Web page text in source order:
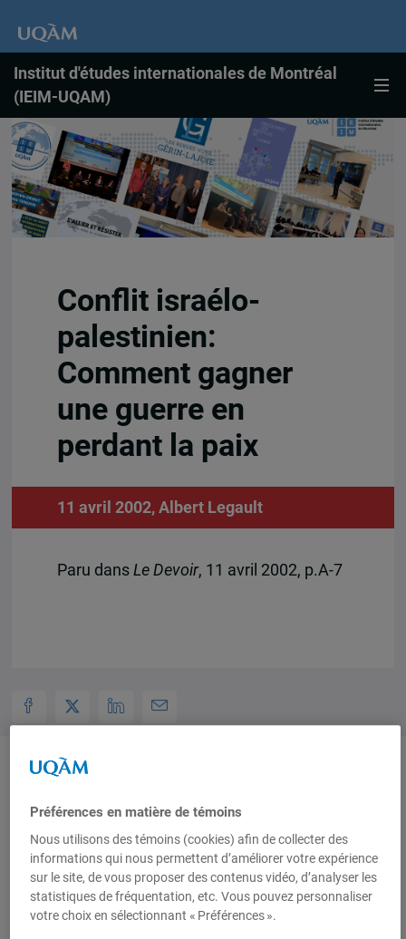
Institut d'études internationales de Montréal
(IEIM-UQAM)
Conflit israélo-
palestinien:
Comment gagner
une guerre en
perdant la paix
11 avril 2002, Albert Legault
Paru dans Le Devoir, 11 avril 2002, p.A-7
Albert Legault
Préférences en matière de témoins
Nous utilisons des témoins (cookies) afin de collecter des
informations qui nous permettent d’améliorer votre expérience
sur le site, de vous proposer des contenus vidéo, d’analyser les
statistiques de fréquentation, etc. Vous pouvez personnaliser
votre choix en sélectionnant « Préférences ».